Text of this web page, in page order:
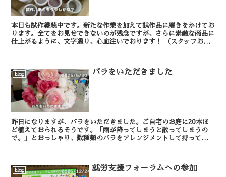
本日も試作継続中です。新たな作業を加えて試作品に磨きをかけてお
ります。全てをお見せできないのが残念ですが、さらに素敵な商品に
仕上がるように、文字通り、心血注いでおります！ （スタッフおお
blog バラをいただきました
昨日になりますが、バラをいただきました。ご自宅のお庭に20本ほ
ど植えておられるそうです。「雨が降ってしまうと散ってしまうの
で。」とおっしゃり、数種類のバラをアレンジメントして持ってきて
blog 就労支援フォーラムへの参加